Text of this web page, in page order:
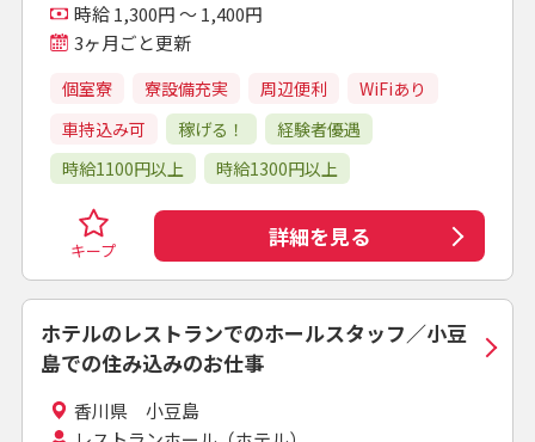
時給 1,300円 ～ 1,400円
3ヶ月ごと更新
個室寮 寮設備充実 周辺便利
WiFiあり
車持込み可
稼げる！
経験者優遇
時給1100円以上
時給1300円以上
キープ 詳細を見る
ホテルのレストランでのホールスタッフ／小豆
島での住み込みのお仕事
香川県 小豆島